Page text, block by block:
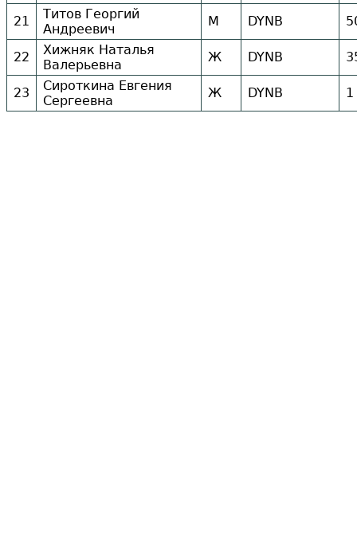
21
Титов Георгий
Андреевич
М DYNB
22
Хижняк Наталья
Валерьевна
Ж DYNB
23
Сироткина Евгения
Сергеевна
Ж DYNB 1